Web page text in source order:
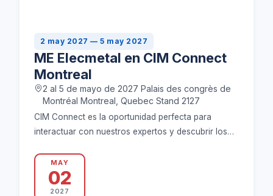
2 may 2027 — 5 may 2027
ME Elecmetal en CIM Connect
Montreal
2 al 5 de mayo de 2027 Palais des congrès de
Montréal Montreal, Quebec Stand 2127
CIM Connect es la oportunidad perfecta para
interactuar con nuestros expertos y descubrir los
¡Únete a nosotros en el stand 2127!
MAY
02
2027